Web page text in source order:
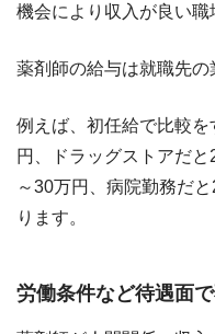
機会により収入が良い職
薬剤師の給与は就職先の
例えば、初任給で比較
円、ドラッグストアだ
～30万円、病院勤務だ
ります。
労働条件など待遇面